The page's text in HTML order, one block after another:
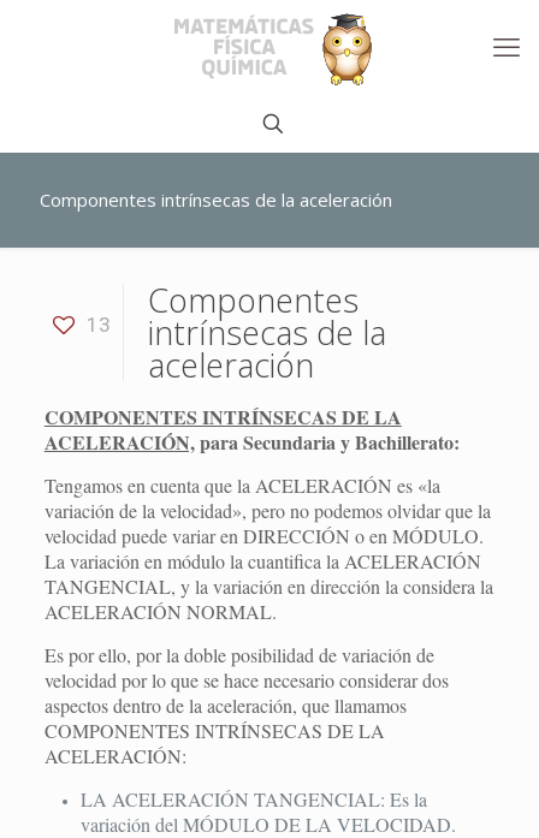
Componentes intrínsecas de la aceleración
13
Componentes
intrínsecas de la
aceleración
COMPONENTES INTRÍNSECAS DE LA
ACELERACIÓN,para Secundaria y Bachillerato:
Tengamos en cuenta que la ACELERACIÓN es «la
variación de la velocidad», pero no podemos olvidar que la
velocidad puede variar en DIRECCIÓN o en MÓDULO.
La variación en módulo la cuantifica la ACELERACIÓN
TANGENCIAL, y la variación en dirección la considera la
ACELERACIÓN NORMAL.
Es por ello, por la doble posibilidad de variación de
velocidad por lo que se hace necesario considerar dos
aspectos dentro de la aceleración, que llamamos
COMPONENTES INTRÍNSECAS DE LA
ACELERACIÓN:
LA ACELERACIÓN TANGENCIAL: Es la
variación del MÓDULO DE LA VELOCIDAD.